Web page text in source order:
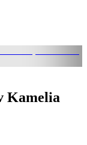
Kamelia